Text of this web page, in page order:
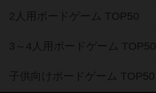
2人用ボードゲーム TOP50
3～4人用ボードゲーム TOP50
子供向けボードゲーム TOP50